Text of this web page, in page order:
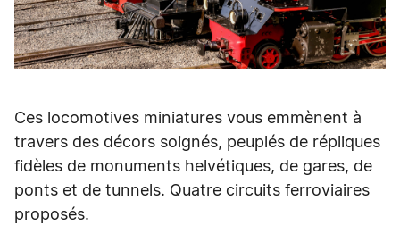
Ces locomotives miniatures vous emmènent à
travers des décors soignés, peuplés de répliques
fidèles de monuments helvétiques, de gares, de
ponts et de tunnels. Quatre circuits ferroviaires
proposés.